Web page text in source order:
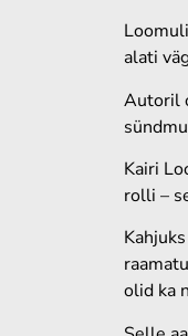
alati
Autoril
Kairi
rolli –
olid ka